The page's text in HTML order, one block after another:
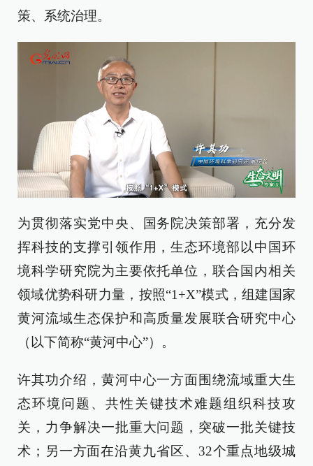
策、系统治理。
为贯彻落实党中央、国务院决策部署，充分发
挥科技的支撑引领作用，生态环境部以中国环
境科学研究院为主要依托单位，联合国内相关
领域优势科研力量，按照“1+X”模式，组建国家
黄河流域生态保护和高质量发展联合研究中心
（以下简称“黄河中心”）。
许其功介绍，黄河中心一方面围绕流域重大生
态环境问题、共性关键技术难题组织科技攻
关，力争解决一批重大问题，突破一批关键技
术；另一方面在沿黄九省区、32个重点地级城